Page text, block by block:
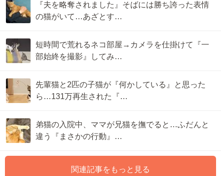
『夫を略奪されました』そばには勝ち誇った表情
の猫がいて…あざとす…
短時間で荒れるネコ部屋→カメラを仕掛けて『一
部始終を撮影』してみ…
先輩猫と2匹の子猫が『何かしている』と思った
ら…131万再生された『…
弟猫の入院中、ママが兄猫を撫でると…ふだんと
違う『まさかの行動』…
関連記事をもっと見る